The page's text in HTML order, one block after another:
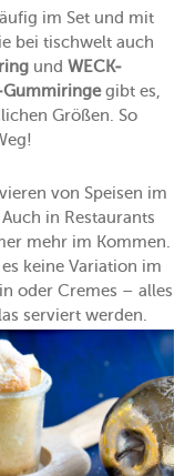
im Set und mit
bei tischwelt auch
und WECK-
Gummiringegibt es,
Größen. So
von Speisen im
in Restaurants
mehr im Kommen.
keine Variation im
oder Cremes – alles
serviert werden.